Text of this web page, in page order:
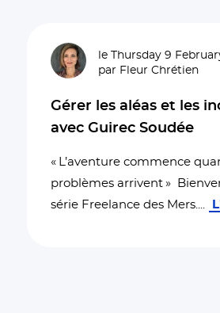
le Thursday 9
par Fleur Chrétien
Gérer les aléas et les
avec Guirec Soudée
« L’aventure commence
problèmes arrivent »
série Freelance des Mers....